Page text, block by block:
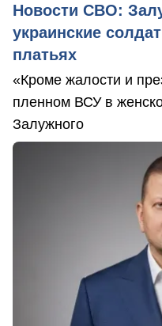
Новости СВО:
украинские
платьях
«Кроме жалости и
пленном ВСУ в
Залужного